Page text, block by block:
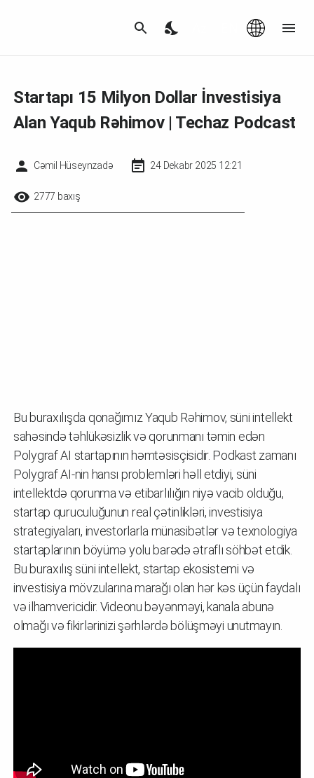
Startapı 15 Milyon Dollar İnvestisiya
Alan Yaqub Rəhimov | Techaz Podcast
Cəmil Hüseynzadə 24 Dekabr 2025 12:21
2777 baxış
Bu buraxılışda qonağımız Yaqub Rəhimov, süni intellekt
sahəsində təhlükəsizlik və qorunmanı təmin edən
Polygraf AI startapının həmtəsisçisidir. Podkast zamanı
Polygraf AI-nin hansı problemləri həll etdiyi, süni
intellektdə qorunma və etibarlılığın niyə vacib olduğu,
startap quruculuğunun real çətinlikləri, investisiya
strategiyaları, investorlarla münasibətlər və texnologiya
startaplarının böyümə yolu barədə ətraflı söhbət etdik.
Bu buraxılış süni intellekt, startap ekosistemi və
investisiya mövzularına marağı olan hər kəs üçün faydalı
və ilhamvericidir. Videonu bəyənməyi, kanala abunə
olmağı və fikirlərinizi şərhlərdə bölüşməyi unutmayın.